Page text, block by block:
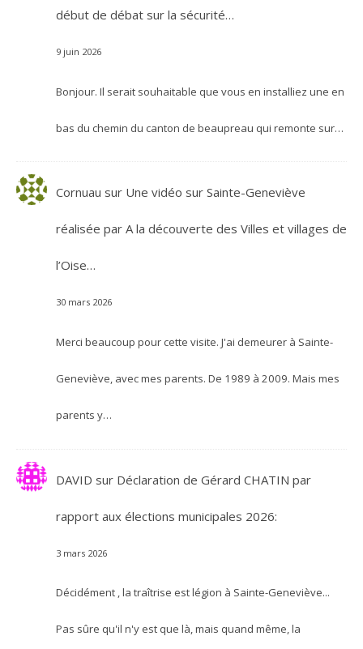
début de débat sur la sécurité…
9 juin 2026
Bonjour. Il serait souhaitable que vous en installiez une en
bas du chemin du canton de beaupreau qui remonte sur…
Cornuau sur Une vidéo sur Sainte-Geneviève
réalisée par A la découverte des Villes et villages de
l’Oise…
30 mars 2026
Merci beaucoup pour cette visite. J'ai demeurer à Sainte-
Geneviève, avec mes parents. De 1989 à 2009. Mais mes
parents y…
DAVID sur Déclaration de Gérard CHATIN par
rapport aux élections municipales 2026:
3 mars 2026
Décidément , la traîtrise est légion à Sainte-Geneviève...
Pas sûre qu'il n'y est que là, mais quand même, la